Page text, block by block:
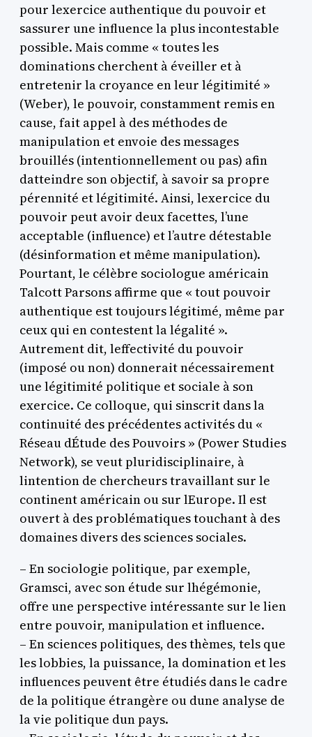
pour lexercice authentique du pouvoir et
sassurer une influence la plus incontestable
possible. Mais comme « toutes les
dominations cherchent à éveiller et à
entretenir la croyance en leur légitimité »
(Weber), le pouvoir, constamment remis en
cause, fait appel à des méthodes de
manipulation et envoie des messages
brouillés (intentionnellement ou pas) afin
datteindre son objectif, à savoir sa propre
pérennité et légitimité. Ainsi, lexercice du
pouvoir peut avoir deux facettes, l’une
acceptable (influence) et l’autre détestable
(désinformation et même manipulation).
Pourtant, le célèbre sociologue américain
Talcott Parsons affirme que « tout pouvoir
authentique est toujours légitimé, même par
ceux qui en contestent la légalité ».
Autrement dit, leffectivité du pouvoir
(imposé ou non) donnerait nécessairement
une légitimité politique et sociale à son
exercice. Ce colloque, qui sinscrit dans la
continuité des précédentes activités du «
Réseau dÉtude des Pouvoirs » (Power Studies
Network), se veut pluridisciplinaire, à
lintention de chercheurs travaillant sur le
continent américain ou sur lEurope. Il est
ouvert à des problématiques touchant à des
domaines divers des sciences sociales.
– En sociologie politique, par exemple,
Gramsci, avec son étude sur lhégémonie,
offre une perspective intéressante sur le lien
entre pouvoir, manipulation et influence.
– En sciences politiques, des thèmes, tels que
les lobbies, la puissance, la domination et les
influences peuvent être étudiés dans le cadre
de la politique étrangère ou dune analyse de
la vie politique dun pays.